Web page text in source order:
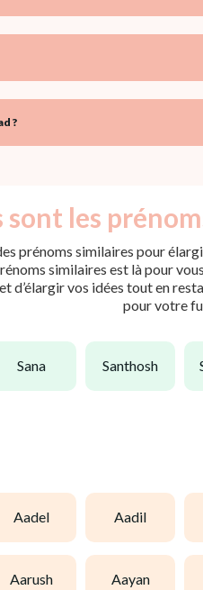
?
sont les
prénoms similaires pour
similaires est là pour
d’élargir vos idées tout en
pour votre
sana santhosh
aadel aadil
aarush aayan